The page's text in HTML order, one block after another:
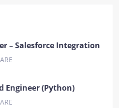
– Salesforce Integration
Engineer (Python)